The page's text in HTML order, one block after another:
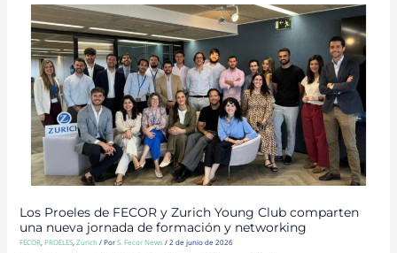
Los Proeles de FECOR y Zurich Young Club comparten
una nueva jornada de formación y networking
FECOR,PROELES,Zurich/ PorS. Fecor News/2 de junio de 2026
LOS
PROELES
DE
FECOR
Y
ZURICH
YOUNG
CLUB
COMPARTEN
UNA
NUEVA
JORNADA
DE
FORMACIÓN
NETWORKING